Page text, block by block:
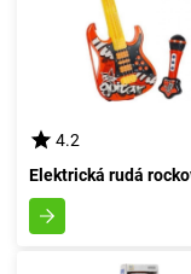
4.2